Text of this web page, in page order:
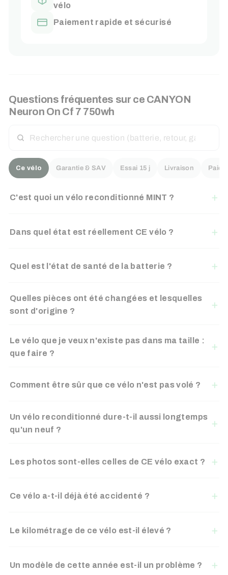
vélo
Paiement rapide et sécurisé
Questions fréquentes sur ce CANYON
Neuron On Cf 7 750wh
UNE
Ce vélo Garantie & SAV Essai 15 j Livraison
C'est quoi un vélo reconditionné MINT ?
Dans quel état est réellement CE vélo ?
Quel est l'état de santé de la batterie ?
Quelles pièces ont été changées et lesquelles
sont d'origine ?
Le vélo que je veux n'existe pas dans ma taille :
que faire ?
Comment être sûr que ce vélo n'est pas volé ?
Un vélo reconditionné dure-t-il aussi longtemps
qu'un neuf ?
Les photos sont-elles celles de CE vélo exact ?
Ce vélo a-t-il déjà été accidenté ?
Le kilométrage de ce vélo est-il élevé ?
Un modèle de cette année est-il un problème ?